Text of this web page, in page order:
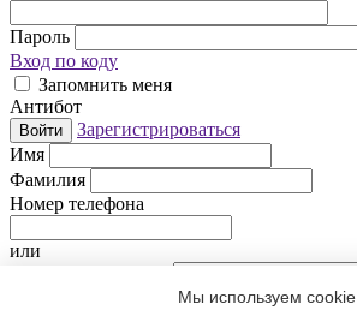
Мы используем cookie.
Пароль
Вход по коду
Запомнить меня
Антибот
Войти
Зарегистрироваться
Имя
Фамилия
Номер телефона
или